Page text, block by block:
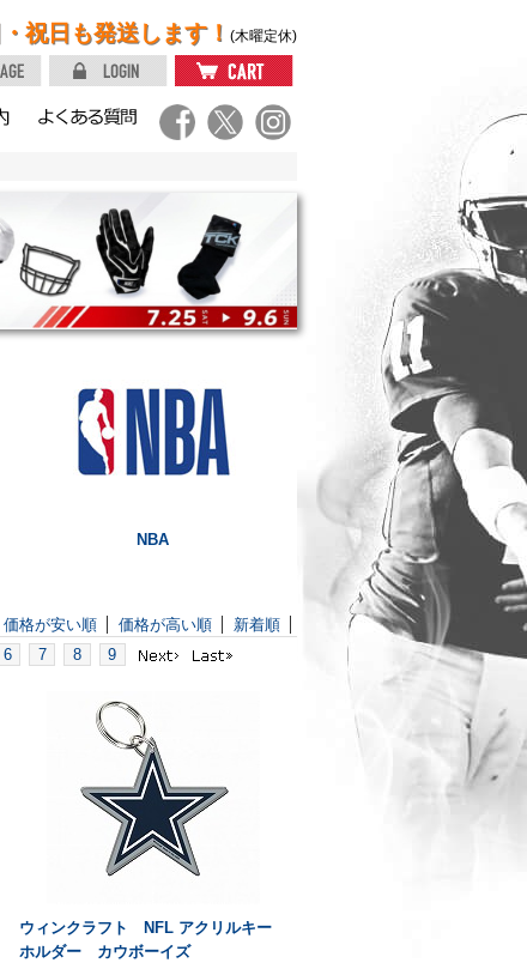
祝日も発送します！ (木曜定休)
NBA
価格が安い順 価格が高い順 新着順
6 7 8 9
ウィンクラフト NFL アクリルキー
ホルダー カウボーイズ